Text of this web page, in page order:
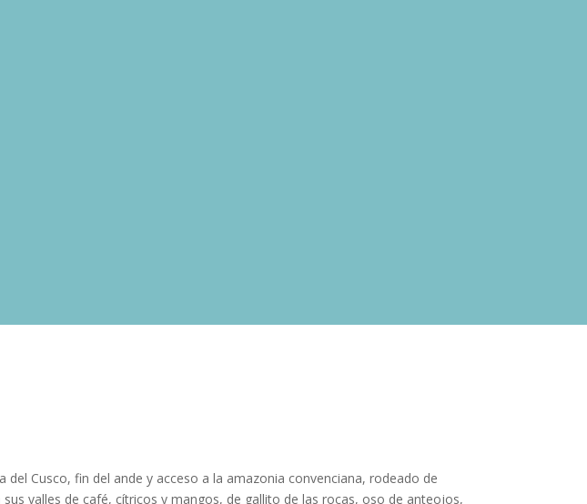
Cusco, fin del ande y acceso a la amazonia convenciana, rodeado de
valles de café, cítricos y mangos, de gallito de las rocas, oso de anteojos,